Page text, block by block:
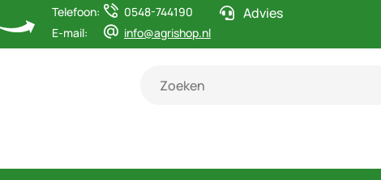
Telefoon:
0548-744190
E-mail:
info@agrishop.nl
Advies